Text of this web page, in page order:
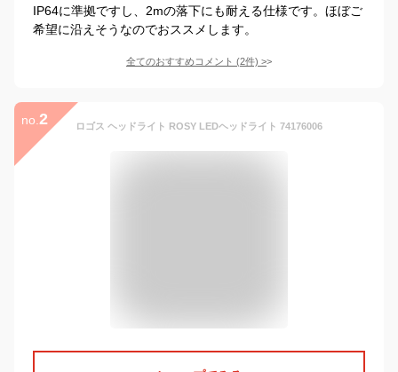
IP64に準拠ですし、2mの落下にも耐える仕様です。ほぼご
希望に沿えそうなのでおススメします。
全てのおすすめコメント (2件) >
no. 2 ロゴス ヘッドライト ROSY LEDヘッドライト 74176006